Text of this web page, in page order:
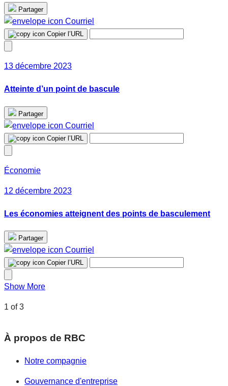
Partager
Courriel
Copier l’URL
13 décembre 2023
Atteinte d’un point de bascule
Partager
Courriel
Copier l’URL
Économie
12 décembre 2023
Les économies atteignent des points de basculement
Partager
Courriel
Copier l’URL
Show More
1 of 3
À propos de RBC
Notre compagnie
Gouvernance d'entreprise